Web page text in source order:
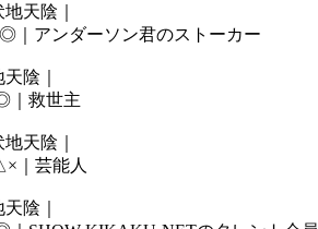
地天陰｜
アンダーソン君のストーカー
陰｜
救世主
地天陰｜
芸能人
陰｜